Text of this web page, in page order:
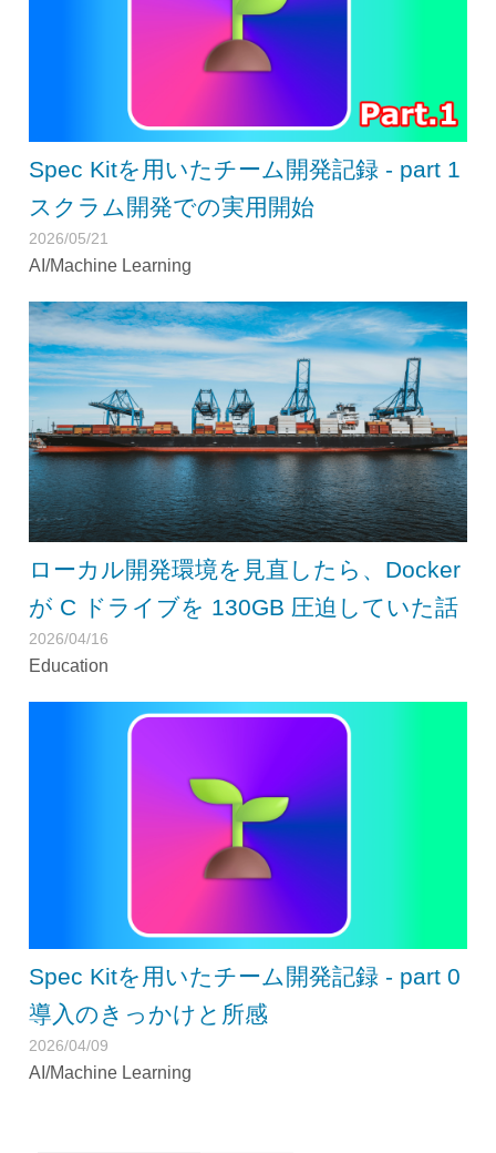
Spec Kitを用いたチーム開発記録 - part 1
スクラム開発での実用開始
2026/05/21
AI/Machine Learning
ローカル開発環境を見直したら、Docker
が C ドライブを 130GB 圧迫していた話
2026/04/16
Education
Spec Kitを用いたチーム開発記録 - part 0
導入のきっかけと所感
2026/04/09
AI/Machine Learning